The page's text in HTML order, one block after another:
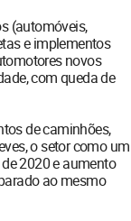
(automóveis,
e implementos
novos
com queda de
de caminhões,
o setor como um
2020 e aumento
ao mesmo